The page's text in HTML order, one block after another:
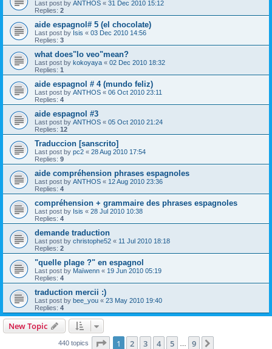
Last post by ANTHOS « 31 Dec 2010 15:12
Replies: 2
aide espagnol# 5 (el chocolate)
Last post by Isis « 03 Dec 2010 14:56
Replies: 3
what does"lo veo"mean?
Last post by kokoyaya « 02 Dec 2010 18:32
Replies: 1
aide espagnol # 4 (mundo feliz)
Last post by ANTHOS « 06 Oct 2010 23:11
Replies: 4
aide espagnol #3
Last post by ANTHOS « 05 Oct 2010 21:24
Replies: 12
Traduccion [sanscrito]
Last post by pc2 « 28 Aug 2010 17:54
Replies: 9
aide compréhension phrases espagnoles
Last post by ANTHOS « 12 Aug 2010 23:36
Replies: 4
compréhension + grammaire des phrases espagnoles
Last post by Isis « 28 Jul 2010 10:38
Replies: 4
demande traduction
Last post by christophe52 « 11 Jul 2010 18:18
Replies: 2
"quelle plage ?" en espagnol
Last post by Maïwenn « 19 Jun 2010 05:19
Replies: 4
traduction mercii :)
Last post by bee_you « 23 May 2010 19:40
Replies: 4
New Topic
440 topics Page 1of 9
1 2 3 4 5 … 9